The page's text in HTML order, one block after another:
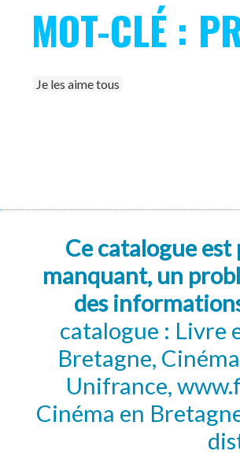
MOT-CLÉ :
Je les aime tous
Ce catalogue
manquant, un
des
catalogue : Livre
Bretagne,
Unifrance,
Cinéma en